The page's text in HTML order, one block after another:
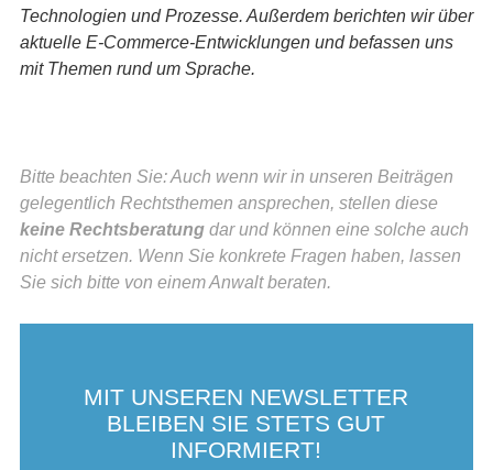
Technologien und Prozesse. Außerdem berichten wir über
aktuelle E-Commerce-Entwicklungen und befassen uns
mit Themen rund um Sprache.
Bitte beachten Sie: Auch wenn wir in unseren Beiträgen
gelegentlich Rechtsthemen ansprechen, stellen diese
keine Rechtsberatungdar und können eine solche auch
nicht ersetzen. Wenn Sie konkrete Fragen haben, lassen
Sie sich bitte von einem Anwalt beraten.
MIT UNSEREN NEWSLETTER
BLEIBEN SIE STETS GUT
INFORMIERT!